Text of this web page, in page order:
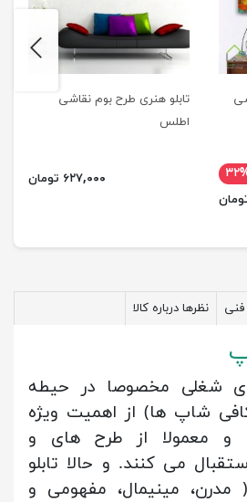
تابلو هنری طرح بوم نقاشی
اطلس
۶۲۷,۰۰۰ تومان
نظرها درباره کالا
شغلی مخصوصا در حیطه
شاپ ها) از اهمیت ویژه
و معمولا از طرح های و
می کنند. و حالا تابلو
مینیمال، مفهومی و